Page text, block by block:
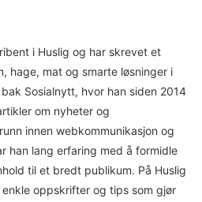
i Huslig og har skrevet et
hage, mat og smarte løsninger i
Sosialnytt, hvor han siden 2014
om nyheter og
innen webkommunikasjon og
han lang erfaring med å formidle
til et bredt publikum. På Huslig
oppskrifter og tips som gjør